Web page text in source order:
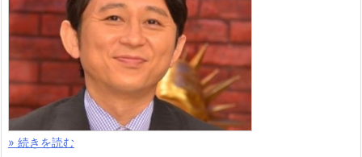
» 続きを読む